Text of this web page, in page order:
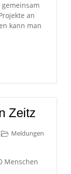
an
kann man
Zeitz
Meldungen
Menschen